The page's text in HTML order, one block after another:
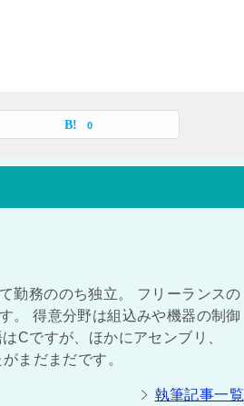
0
勤務ののち独立。 フリーランスの
。 得意分野は組込みや機器の制御
Cですが、ほかにアセンブリ、
まだまだです。
執筆記事一覧